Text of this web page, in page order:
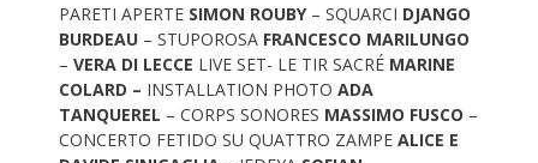
PARETI APERTE SIMON ROUBY– SQUARCI DJANGO
BURDEAU – STUPOROSA FRANCESCO MARILUNGO
–VERA DI LECCE LIVE SET- LE TIR SACRÉ MARINE
COLARD – INSTALLATION PHOTOADA
TANQUEREL – CORPS SONORES MASSIMO FUSCO –
CONCERTO FETIDO SU QUATTRO ZAMPEALICE E